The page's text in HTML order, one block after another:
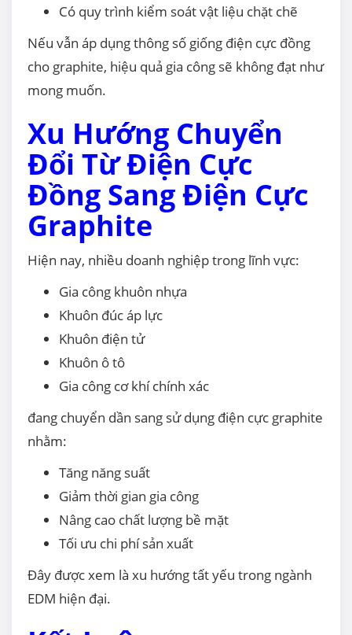
Có quy trình kiểm soát vật liệu chặt chẽ
Nếu vẫn áp dụng thông số giống điện cực đồng
cho graphite, hiệu quả gia công sẽ không đạt như
mong muốn.
Xu Hướng Chuyển
Đổi Từ Điện Cực
Đồng Sang Điện Cực
Graphite
Hiện nay, nhiều doanh nghiệp trong lĩnh vực:
Gia công khuôn nhựa
Khuôn đúc áp lực
Khuôn điện tử
Khuôn ô tô
Gia công cơ khí chính xác
đang chuyển dần sang sử dụng điện cực graphite
nhằm:
Tăng năng suất
Giảm thời gian gia công
Nâng cao chất lượng bề mặt
Tối ưu chi phí sản xuất
Đây được xem là xu hướng tất yếu trong ngành
EDM hiện đại.